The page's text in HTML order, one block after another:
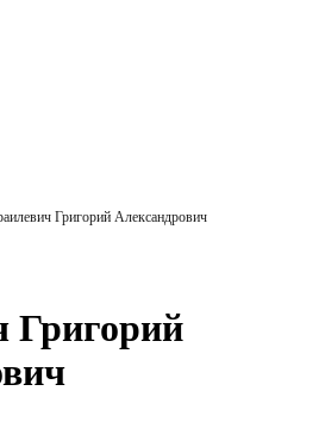
Григорий Александрович
Григорий